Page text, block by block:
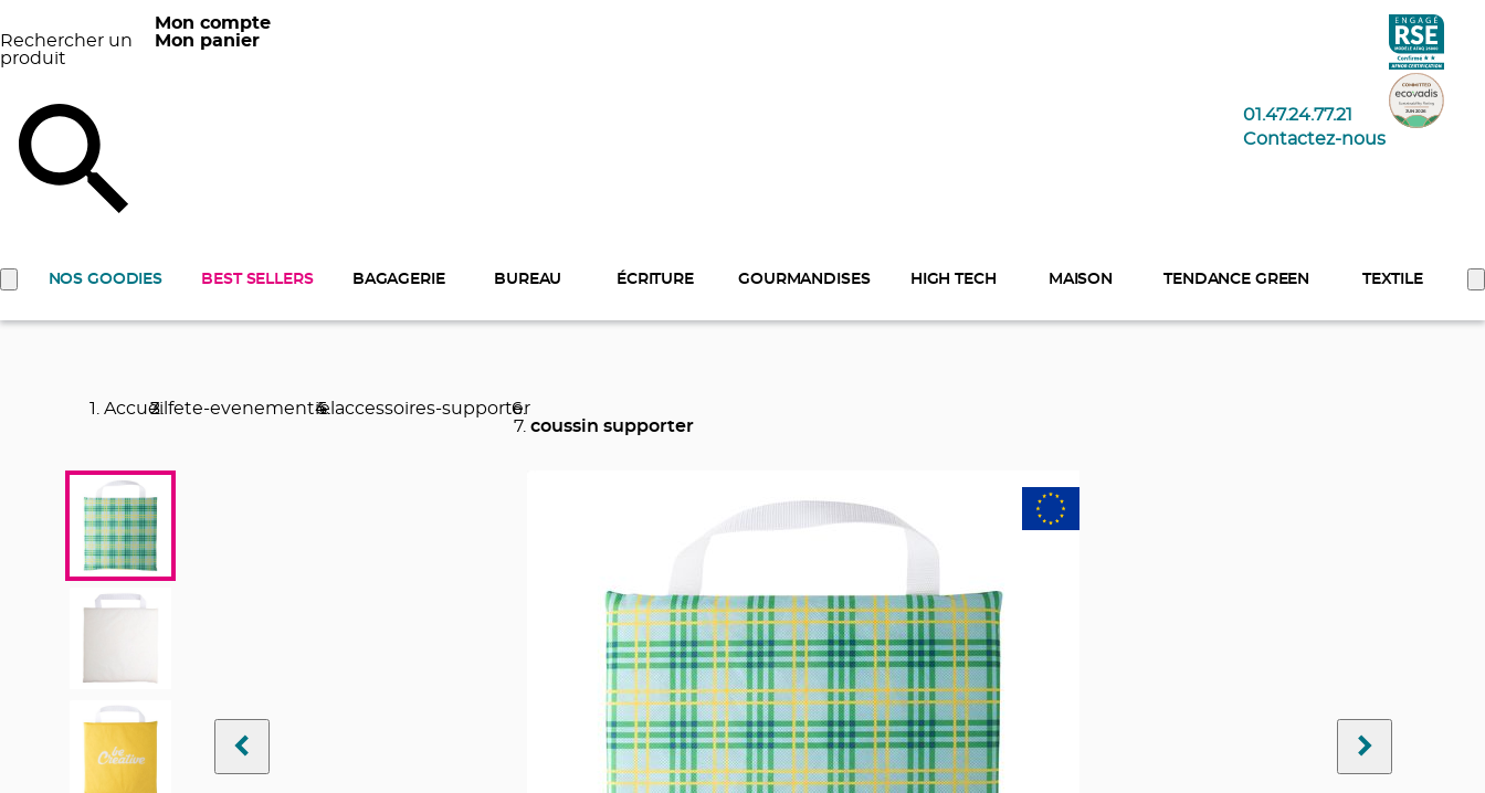
Rechercher un
produit
Mon compte
Mon panier
01.47.24.77.21
Contactez-nous
NOS GOODIES BEST SELLERS BAGAGERIE BUREAU ÉCRITURE GOURMANDISES HIGH TECH MAISON TENDANCE GREEN TEXTILE
Accueil fete-evenementiel accessoires-supporter
coussin supporter